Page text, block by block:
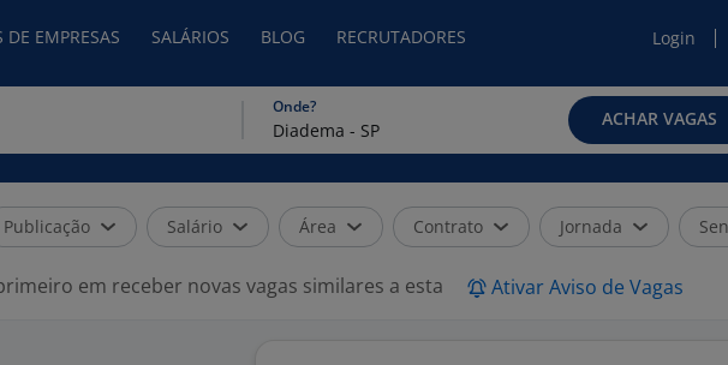
DE EMPRESAS SALÁRIOS BLOG RECRUTADORES Login
Onde?
ACHAR VAGAS
Publicação Salário Área Contrato Jornada
em receber novas vagas similares a esta Ativar Aviso de Vagas